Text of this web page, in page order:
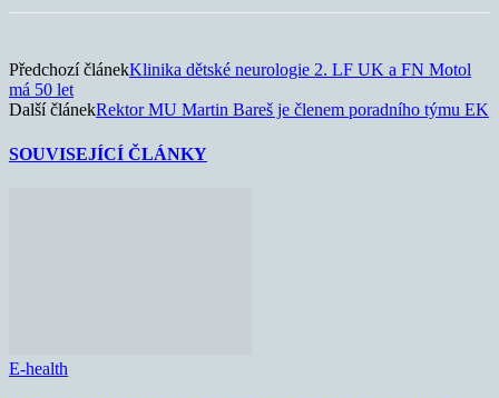
Předchozí článekKlinika dětské neurologie 2. LF UK a FN Motol
má 50 let
Další článekRektor MU Martin Bareš je členem poradního týmu EK
SOUVISEJÍCÍ ČLÁNKY
E-health